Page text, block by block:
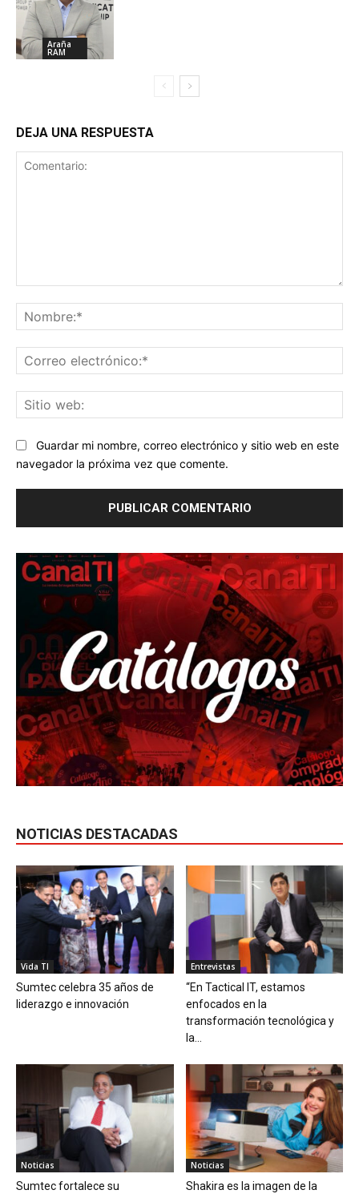
Araña
RAM
DEJA UNA RESPUESTA
Guardar mi nombre, correo electrónico y sitio web en este
navegador la próxima vez que comente.
NOTICIAS DESTACADAS
Vida TI
Sumtec celebra 35 años de
liderazgo e innovación
Entrevistas
“En Tactical IT, estamos
enfocados en la
transformación tecnológica y
la...
Noticias
Sumtec fortalece su
Noticias
Shakira es la imagen de la